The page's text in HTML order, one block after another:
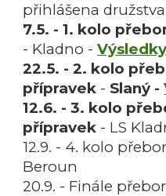
přihlášena družstva
7.5. - 1. kolo
- Kladno -
22.5. - 2. kolo
přípravek - Slaný -
12.6. - 3. kolo
přípravek - LS
12.9. - 4. kolo
Beroun
20.9. - Finále